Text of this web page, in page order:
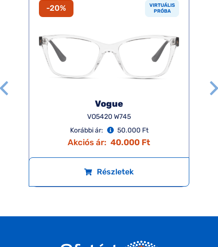
-20%
VIRTUÁLIS
PRÓBA
Vogue
VO5420 W745
Korábbi ár:
50.000 Ft
Akciós ár: 40.000 Ft
Részletek